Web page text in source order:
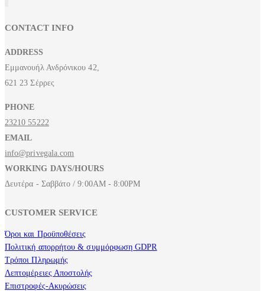
CONTACT INFO
ADDRESS
Εμμανουήλ Ανδρόνικου 42,
621 23 Σέρρες
PHONE
23210 55222
EMAIL
info@privegala.com
WORKING DAYS/HOURS
Δευτέρα - Σαββάτο / 9:00AM - 8:00PM
CUSTOMER SERVICE
Όροι και Προϋποθέσεις
Πολιτική απορρήτου & συμμόρφωση GDPR
Τρόποι Πληρωμής
Λεπτομέρειες Αποστολής
Επιστροφές-Ακυρώσεις